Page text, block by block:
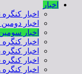
اخبار
اخبار
اخبار
اخبار
اخبار
اخبار کنگره
اخبار
اخبار